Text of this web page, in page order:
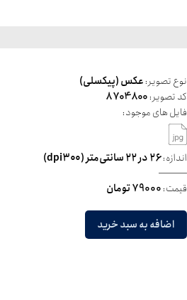
نوع تصویر:عکس (پیکسلی)
کد تصویر:8704800
فایل های موجود:
اندازه:۲۶ در ۲۲ سانتی‌متر (dpi۳۰۰)
قیمت:79000 تومان
اضافه به سبد خرید